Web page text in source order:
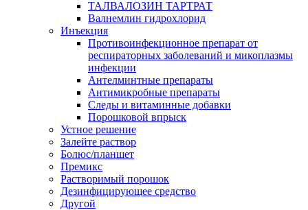
ТАЛВАЛОЗИН ТАРТРАТ
Валнемлин гидрохлорид
Инъекция
Противоинфекционное препарат от
респираторных заболеваний и микоплазмы
инфекции
Антелминтные препараты
Антимикробные препараты
Следы и витаминные добавки
Порошковой впрыск
Устное решение
Залейте раствор
Болюс/планшет
Премикс
Растворимый порошок
Дезинфицирующее средство
Другой